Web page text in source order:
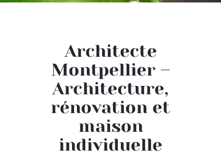
Architecte
Montpellier –
Architecture,
rénovation et
maison
individuelle